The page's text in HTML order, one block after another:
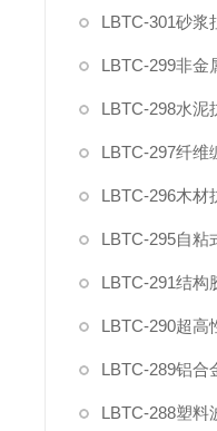
LBTC-299非金